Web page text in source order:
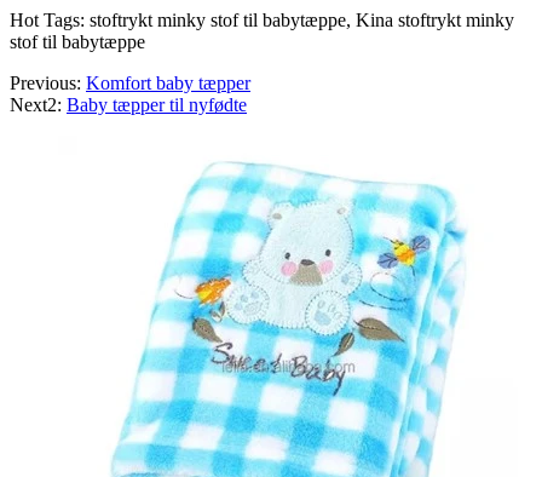
Hot Tags: stoftrykt minky stof til babytæppe, Kina stoftrykt minky
stof til babytæppe
Previous: Komfort baby tæpper
Next2: Baby tæpper til nyfødte